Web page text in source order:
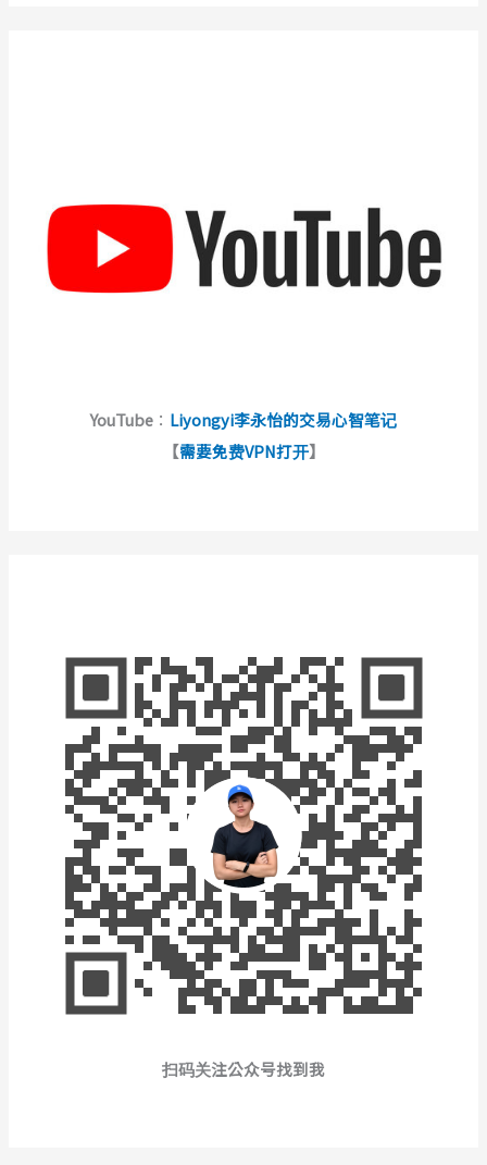
YouTube ： Liyongyi李永怡的交易心智笔记
【需要免费VPN打开】
扫码关注公众号找到我